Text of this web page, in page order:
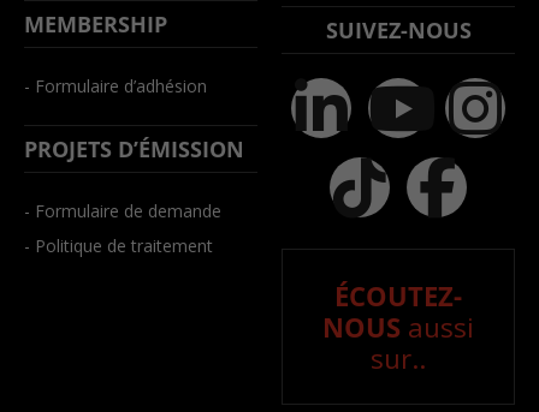
MEMBERSHIP
- Formulaire d’adhésion
PROJETS D’ÉMISSION
- Formulaire de demande
- Politique de traitement
SUIVEZ-NOUS
ÉCOUTEZ-
NOUS aussi
sur..